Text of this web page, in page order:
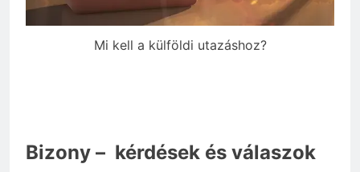
Mi kell a külföldi utazáshoz?
Bizony – kérdések és válaszok